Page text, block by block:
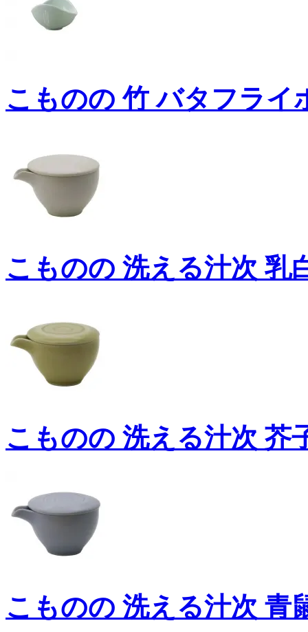
こものの 竹 バタフライ
こものの 洗える汁次 乳
こものの 洗える汁次 芥
こものの 洗える汁次 青